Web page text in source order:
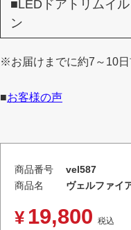
■LEDドアトリムイ
ン
※お届けまでに約7～10
■お客様の声
商品番号
vel587
商品名
ヴェルファイ
¥ 19,800 税込